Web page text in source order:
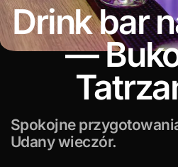
Drink bar
—
Spokojne
Udany wieczór.